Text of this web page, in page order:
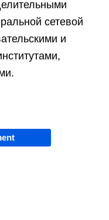
сетевой
и